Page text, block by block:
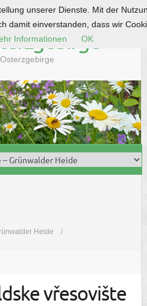
Heide
vřesovište
unserer Dienste. Mit der
damit einverstanden, dass wir
Informationen OK